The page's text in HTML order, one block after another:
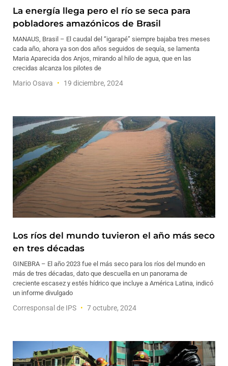
La energía llega pero el río se seca para
pobladores amazónicos de Brasil
MANAUS, Brasil – El caudal del “igarapé” siempre bajaba tres meses
cada año, ahora ya son dos años seguidos de sequía, se lamenta
Maria Aparecida dos Anjos, mirando al hilo de agua, que en las
crecidas alcanza los pilotes de
Mario Osava 19 diciembre, 2024
Los ríos del mundo tuvieron el año más seco
en tres décadas
GINEBRA – El año 2023 fue el más seco para los ríos del mundo en
más de tres décadas, dato que descuella en un panorama de
creciente escasez y estés hídrico que incluye a América Latina, indicó
un informe divulgado
Corresponsal de IPS 7 octubre, 2024